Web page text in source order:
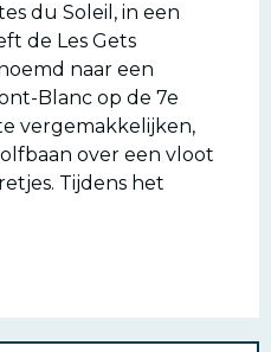
du Soleil, in een
de Les Gets
naar een
Blanc op de 7e
vergemakkelijken,
over een vloot
Tijdens het